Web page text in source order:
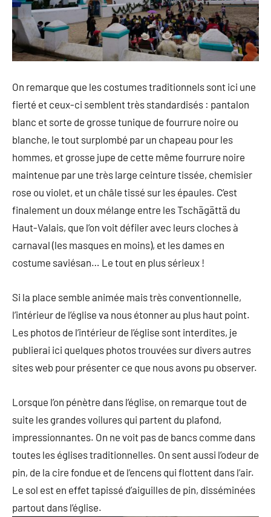
On remarque que les costumes traditionnels sont ici une
fierté et ceux-ci semblent très standardisés : pantalon
blanc et sorte de grosse tunique de fourrure noire ou
blanche, le tout surplombé par un chapeau pour les
hommes, et grosse jupe de cette même fourrure noire
maintenue par une très large ceinture tissée, chemisier
rose ou violet, et un châle tissé sur les épaules. C’est
finalement un doux mélange entre les Tschägättä du
Haut-Valais, que l’on voit défiler avec leurs cloches à
carnaval (les masques en moins), et les dames en
costume saviésan… Le tout en plus sérieux !
Si la place semble animée mais très conventionnelle,
l’intérieur de l’église va nous étonner au plus haut point.
Les photos de l’intérieur de l’église sont interdites, je
publierai ici quelques photos trouvées sur divers autres
sites web pour présenter ce que nous avons pu observer.
Lorsque l’on pénètre dans l’église, on remarque tout de
suite les grandes voilures qui partent du plafond,
impressionnantes. On ne voit pas de bancs comme dans
toutes les églises traditionnelles. On sent aussi l’odeur de
pin, de la cire fondue et de l’encens qui flottent dans l’air.
Le sol est en effet tapissé d’aiguilles de pin, disséminées
partout dans l’église.